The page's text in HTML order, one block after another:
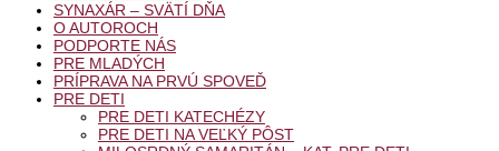
SYNAXÁR – SVÄTÍ DŇA
O AUTOROCH
PODPORTE NÁS
PRE MLADÝCH
PRÍPRAVA NA PRVÚ SPOVEĎ
PRE DETI
PRE DETI KATECHÉZY
PRE DETI NA VEĽKÝ PÔST